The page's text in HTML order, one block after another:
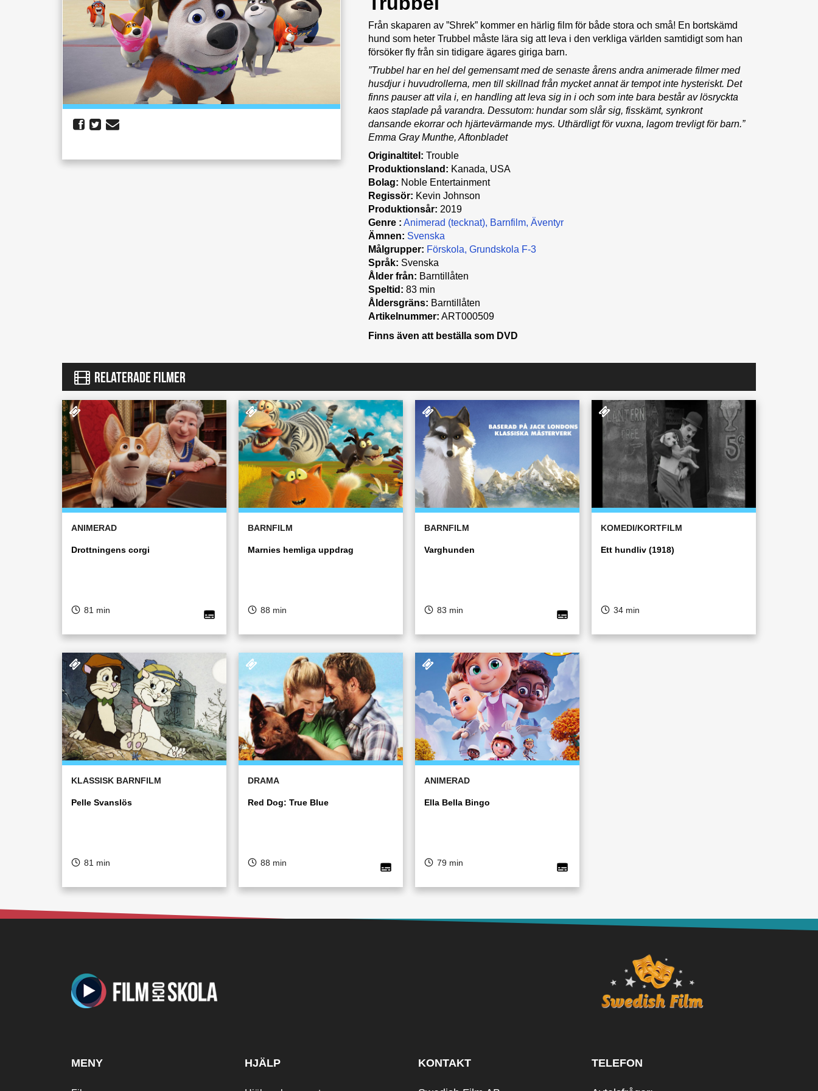
Från skaparen av ”Shrek” kommer en härlig film för både stora och små! En bortskämd
hund som heter Trubbel måste lära sig att leva i den verkliga världen samtidigt som han
försöker fly från sin tidigare ägares giriga barn.
”Trubbel har en hel del gemensamt med de senaste årens andra animerade filmer med
husdjur i huvudrollerna, men till skillnad från mycket annat är tempot inte hysteriskt. Det
finns pauser att vila i, en handling att leva sig in i och som inte bara består av lösryckta
kaos staplade på varandra. Dessutom: hundar som slår sig, fisskämt, synkront
dansande ekorrar och hjärtevärmande mys. Uthärdligt för vuxna, lagom trevligt för barn.”
Emma Gray Munthe, Aftonbladet
Originaltitel: Trouble
Produktionsland: Kanada, USA
Bolag: Noble Entertainment
Regissör: Kevin Johnson
Produktionsår: 2019
Genre : Animerad (tecknat) Barnfilm Äventyr
Ämnen: Svenska
Målgrupper: Förskola Grundskola F-3
Språk: Svenska
Ålder från: Barntillåten
Speltid: 83 min
Åldersgräns: Barntillåten
Artikelnummer: ART000509
Finns även att beställa som DVD
RELATERADE FILMER
ANIMERAD
Drottningens corgi
81 min
BARNFILM
Marnies hemliga uppdrag
88 min
BARNFILM
Varghunden
83 min
KOMEDI/KORTFILM
Ett hundliv (1918)
34 min
KLASSISK BARNFILM
Pelle Svanslös
81 min
DRAMA
Red Dog: True Blue
88 min
ANIMERAD
Ella Bella Bingo
79 min
MENY HJÄLP KONTAKT TELEFON